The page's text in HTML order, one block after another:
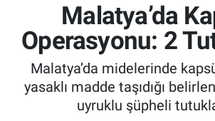
Malatya’da
Operasyonu: 2
Malatya’da midelerinde
yasaklı madde taşıdığı
uyruklu şüpheli
KULİS MEYDANI
1461 TRABZON
FUTBOL
Son Dakika Haberleri
Haber Arşivi